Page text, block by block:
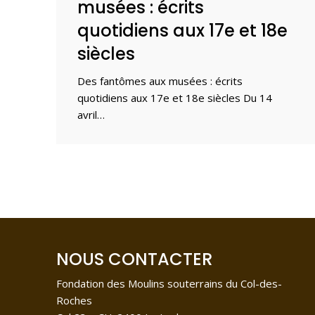
musées : écrits
quotidiens aux 17e et 18e
siècles
Des fantômes aux musées : écrits
quotidiens aux 17e et 18e siècles Du 14
avril…
NOUS CONTACTER
Fondation des Moulins souterrains du Col-des-
Roches